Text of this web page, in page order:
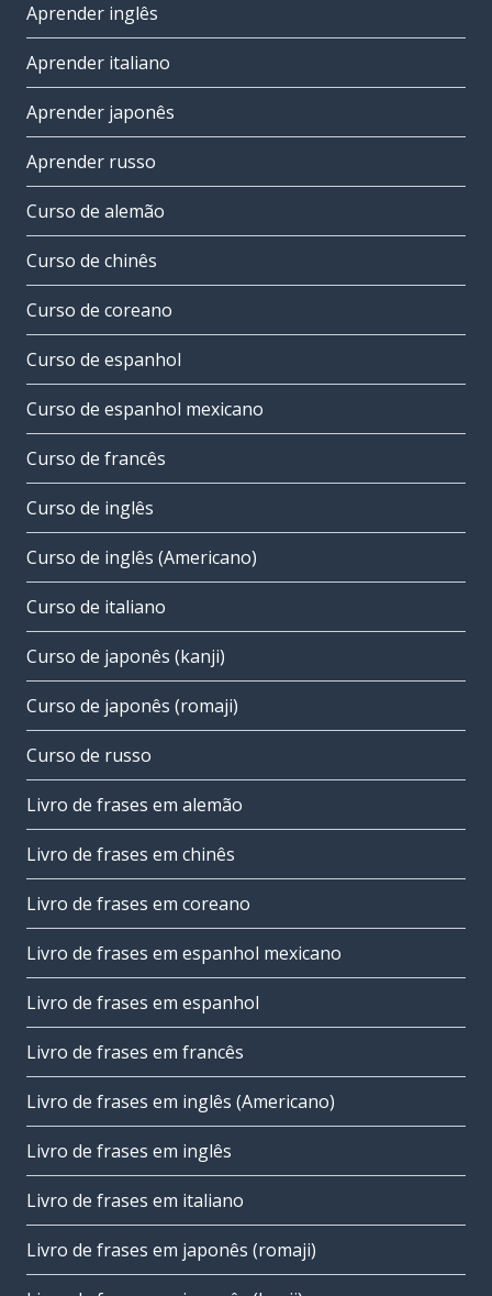
Aprender inglês
Aprender italiano
Aprender japonês
Aprender russo
Curso de alemão
Curso de chinês
Curso de coreano
Curso de espanhol
Curso de espanhol mexicano
Curso de francês
Curso de inglês
Curso de inglês (Americano)
Curso de italiano
Curso de japonês (kanji)
Curso de japonês (romaji)
Curso de russo
Livro de frases em alemão
Livro de frases em chinês
Livro de frases em coreano
Livro de frases em espanhol mexicano
Livro de frases em espanhol
Livro de frases em francês
Livro de frases em inglês (Americano)
Livro de frases em inglês
Livro de frases em italiano
Livro de frases em japonês (romaji)